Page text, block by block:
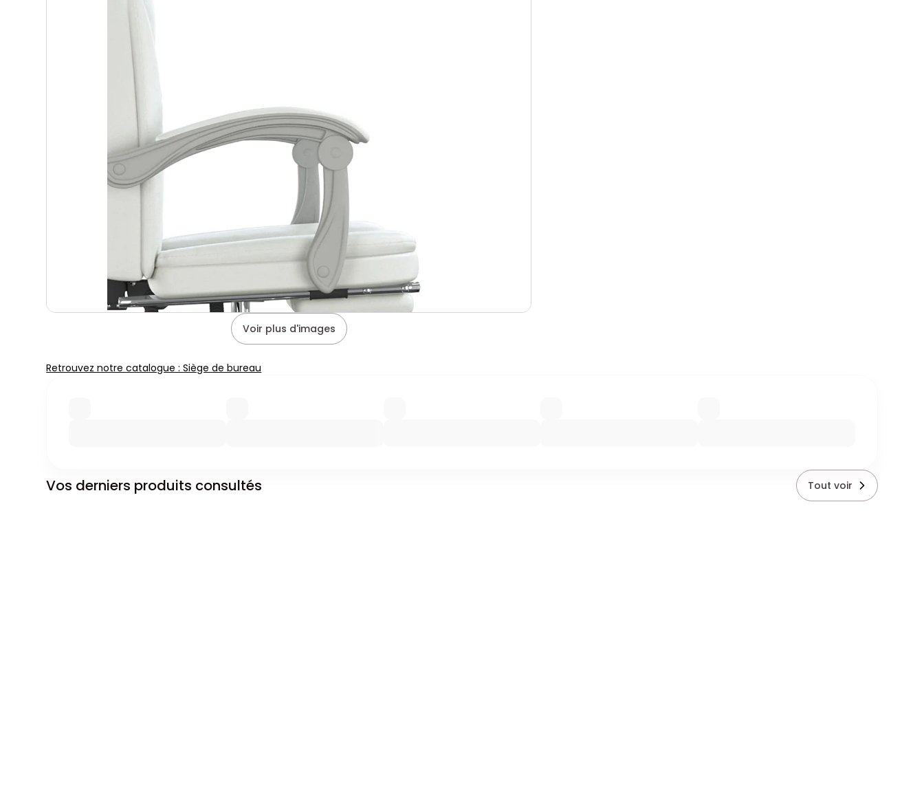
Voir plus d'images
Retrouvez notre catalogue : Siège de bureau
Vos derniers produits consultés Tout voir